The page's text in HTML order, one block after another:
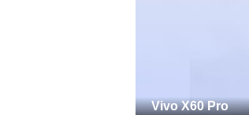
Vivo X60 Pro